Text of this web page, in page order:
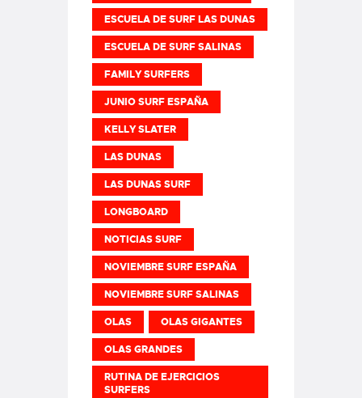
ESCUELA DE SURF LAS DUNAS
ESCUELA DE SURF SALINAS
FAMILY SURFERS
JUNIO SURF ESPAÑA
KELLY SLATER
LAS DUNAS
LAS DUNAS SURF
LONGBOARD
NOTICIAS SURF
NOVIEMBRE SURF ESPAÑA
NOVIEMBRE SURF SALINAS
OLAS OLAS GIGANTES
OLAS GRANDES
RUTINA DE EJERCICIOS
SURFERS